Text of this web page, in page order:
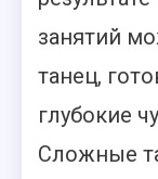
занятий
танец,
глубокие
Сложные